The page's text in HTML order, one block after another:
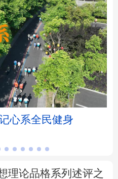
河北 山西
上海 江苏
心系全民健身
理论品格系列述评之